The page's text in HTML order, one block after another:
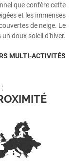
que confère cette
et les immenses
de neige. Le
doux soleil d'hiver.
MULTI-ACTIVITÉS